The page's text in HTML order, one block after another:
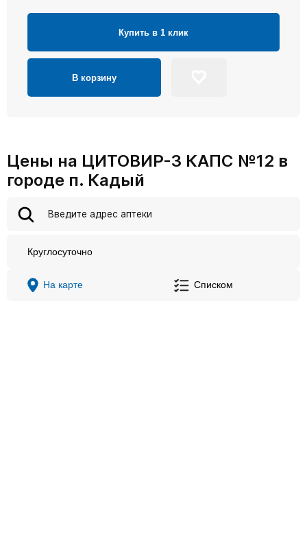
Купить в 1 клик
В корзину
Цены на ЦИТОВИР-3 КАПС №12 в
городе п. Кадый
Круглосуточно
На карте Списком